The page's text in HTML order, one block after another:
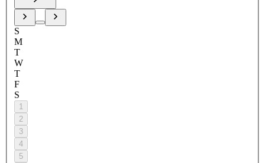
S
M
T
W
T
F
S
1
2
3
4
5